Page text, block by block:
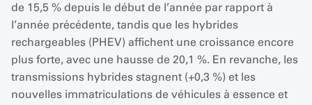
de 15,5 % depuis le début de l’année par rapport à
l’année précédente, tandis que les hybrides
rechargeables (PHEV) affichent une croissance encore
plus forte, avec une hausse de 20,1 %. En revanche, les
transmissions hybrides stagnent (+0,3 %) et les
nouvelles immatriculations de véhicules à essence et